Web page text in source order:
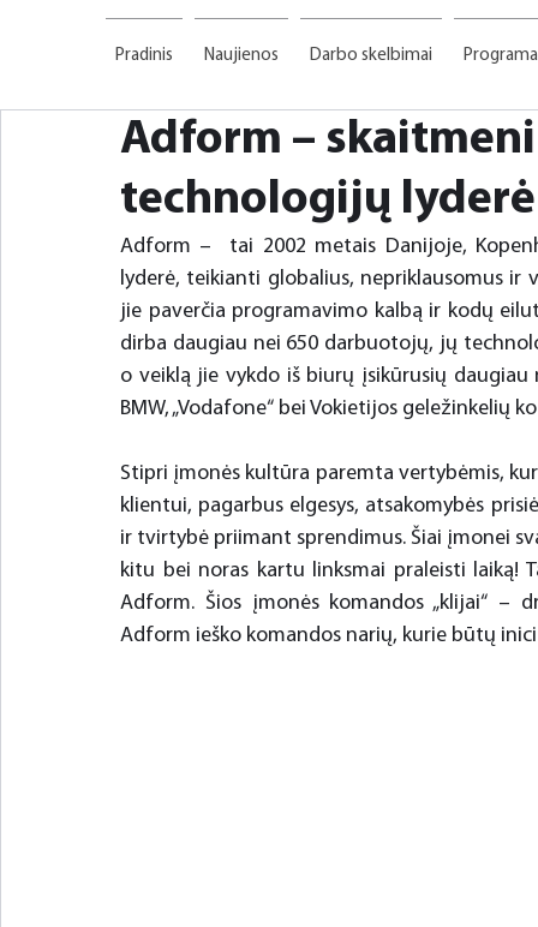
Pradinis Naujienos Darbo skelbimai Programa
Adform –
technologijų lyderė
Adform –  tai 2002 metais Danijoje,
lyderė, teikianti globalius, nepriklausomus ir
jie paverčia programavimo kalbą ir kodų
dirba daugiau nei 650 darbuotojų, jų
o veiklą jie vykdo iš biurų įsikūrusių
BMW, „Vodafone“ bei Vokietijos geležinkelių
Stipri įmonės kultūra paremta vertybėmis,
klientui, pagarbus elgesys, atsakomybės
ir tvirtybė priimant sprendimus. Šiai įmonei
kitu bei noras kartu linksmai praleisti laiką!
Adform. Šios įmonės komandos „klijai“ –
Adform ieško komandos narių, kurie būtų